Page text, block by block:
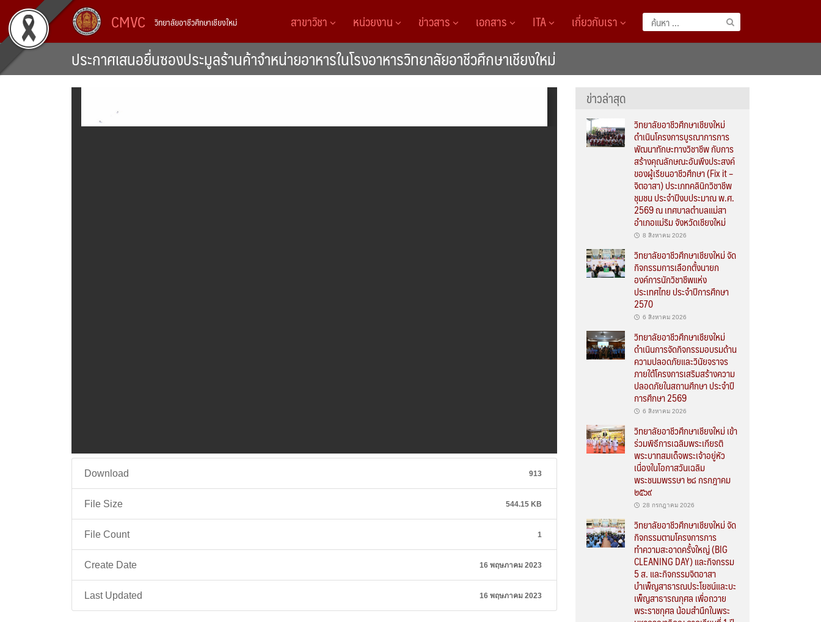
content
CMVC วิทยาลัยอาชีวศึกษาเชียงใหม่
ค้นหา
สำหรับ:
สาขาวิชา หน่วยงาน ข่าวสาร เอกสาร ITA เกี่ยวกับเรา
ประกาศเสนอยื่นซองประมูลร้านค้าจำหน่ายอาหารในโรงอาหารวิทยาลัยอาชีวศึกษาเชียงใหม่
Download 913
File Size 544.15 KB
File Count 1
Create Date 16 พฤษภาคม 2023
Last Updated 16 พฤษภาคม 2023
ข่าวล่าสุด
วิทยาลัยอาชีวศึกษาเชียงใหม่
ดำเนินโครงการบูรณาการการ
พัฒนาทักษะทางวิชาชีพ กับการ
สร้างคุณลักษณะอันพึงประสงค์
ของผู้เรียนอาชีวศึกษา (Fix it –
จิตอาสา) ประเภทคลินิกวิชาชีพ
ชุมชน ประจำปีงบประมาณ พ.ศ.
2569 ณ เทศบาลตำบลแม่สา
อำเภอแม่ริม จังหวัดเชียงใหม่
8 สิงหาคม 2026
วิทยาลัยอาชีวศึกษาเชียงใหม่ จัด
กิจกรรมการเลือกตั้งนายก
องค์การนักวิชาชีพแห่ง
ประเทศไทย ประจำปีการศึกษา
2570
6 สิงหาคม 2026
วิทยาลัยอาชีวศึกษาเชียงใหม่
ดำเนินการจัดกิจกรรมอบรมด้าน
ความปลอดภัยและวินัยจราจร
ภายใต้โครงการเสริมสร้างความ
ปลอดภัยในสถานศึกษา ประจำปี
การศึกษา 2569
6 สิงหาคม 2026
วิทยาลัยอาชีวศึกษาเชียงใหม่ เข้า
ร่วมพิธีการเฉลิมพระเกียรติ
พระบาทสมเด็จพระเจ้าอยู่หัว
เนื่องในโอกาสวันเฉลิม
พระชนมพรรษา ๒๘ กรกฎาคม
๒๕๖๙
28 กรกฎาคม 2026
วิทยาลัยอาชีวศึกษาเชียงใหม่ จัด
กิจกรรมตามโครงการการ
ทำความสะอาดครั้งใหญ่ (BIG
CLEANING DAY) และกิจกรรม
5 ส. และกิจกรรมจิตอาสา
บำเพ็ญสาธารณประโยชน์และบะ
เพ็ญสาธารณกุศล เพื่อถวาย
พระราชกุศล น้อมสำนึกในพระ